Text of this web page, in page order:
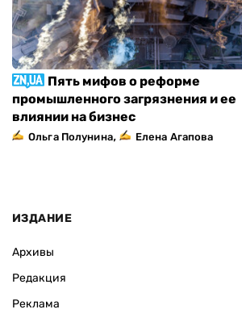
Пять мифов о реформе
промышленного загрязнения и ее
влиянии на бизнес
Ольга Полунина, Елена Агапова
ИЗДАНИЕ
Архивы
Редакция
Реклама